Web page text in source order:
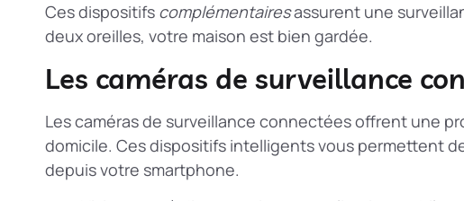
Ces dispositifs complémentairesassurent une
deux oreilles, votre maison est bien gardée.
Les caméras de surveillance
Les caméras de surveillance connectées offrent une
domicile. Ces dispositifs intelligents vous permettent
depuis votre smartphone.